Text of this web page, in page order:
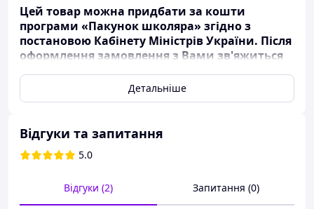
Цей товар можна придбати за кошти
програми «Пакунок школяра» згідно з
постановою Кабінету Міністрів України. Після
оформлення замовлення з Вами зв'яжиться
Ортопедичний рюкзак 3 в 1 з пеналом та мішком
для хлопчика School Standard з Роблокс у 1 клас (Full
Зручний шкільний рюкзак School Standard
(СкулСтандард) з анатомічною спинкою та брелком у
Це ідеальний вибір для початкової школи, розмір
38х16х28 см .
Детальніше
Відгуки та запитання
5.0
Відгуки (2) Запитання (0)